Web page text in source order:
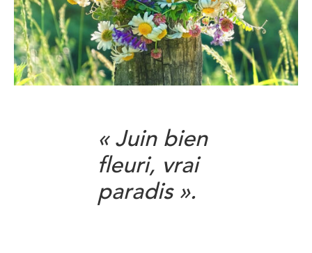
« Juin bien
fleuri, vrai
paradis ».